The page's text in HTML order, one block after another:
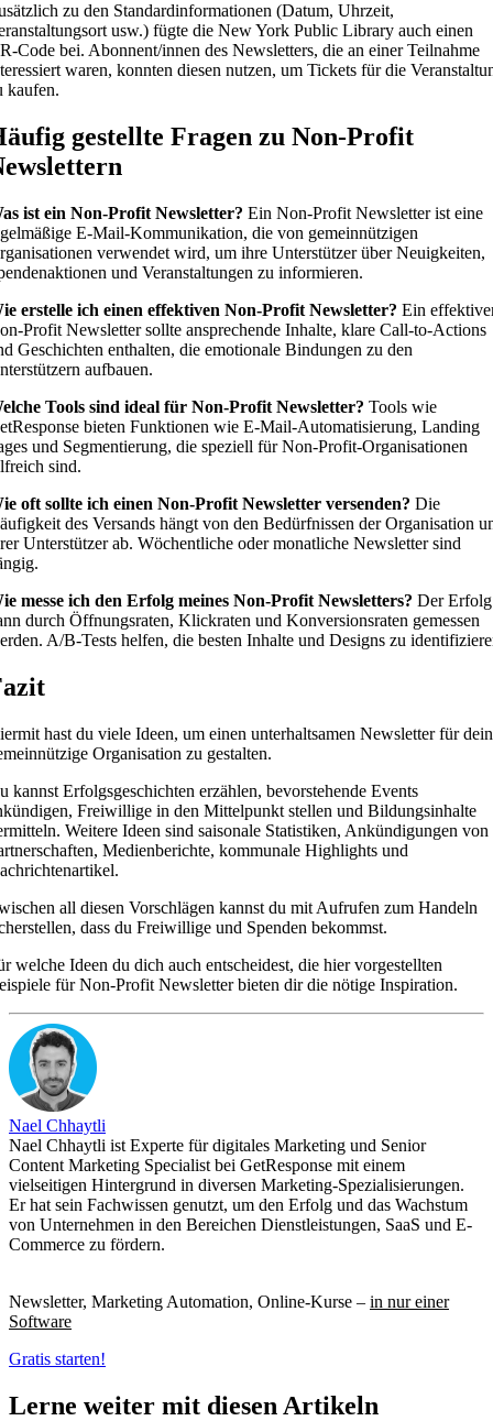
zu den Standardinformationen (Datum, Uhrzeit,
usw.) fügte die New York Public Library auch einen
Code bei. Abonnent/innen des Newsletters, die an einer Teilnahme
waren, konnten diesen nutzen, um Tickets für die
kaufen.
gestellte Fragen zu Non-Profit
ist ein Non-Profit Newsletter? Ein Non-Profit Newsletter ist eine
E-Mail-Kommunikation, die von gemeinnützigen
verwendet wird, um ihre Unterstützer über Neuigkeiten,
und Veranstaltungen zu informieren.
erstelle ich einen effektiven Non-Profit Newsletter? Ein
Profit Newsletter sollte ansprechende Inhalte, klare Call-to-Actions
Geschichten enthalten, die emotionale Bindungen zu den
aufbauen.
Tools sind ideal für Non-Profit Newsletter? Tools wie
bieten Funktionen wie E-Mail-Automatisierung, Landing
und Segmentierung, die speziell für Non-Profit-Organisationen
sind.
oft sollte ich einen Non-Profit Newsletter versenden? Die
des Versands hängt von den Bedürfnissen der Organisation
Unterstützer ab. Wöchentliche oder monatliche Newsletter sind
messe ich den Erfolg meines Non-Profit Newsletters? Der Erfolg
durch Öffnungsraten, Klickraten und Konversionsraten gemessen
A/B-Tests helfen, die besten Inhalte und Designs zu
hast du viele Ideen, um einen unterhaltsamen Newsletter für
Organisation zu gestalten.
kannst Erfolgsgeschichten erzählen, bevorstehende Events
Freiwillige in den Mittelpunkt stellen und Bildungsinhalte
Weitere Ideen sind saisonale Statistiken, Ankündigungen von
Medienberichte, kommunale Highlights und
all diesen Vorschlägen kannst du mit Aufrufen zum Handeln
dass du Freiwillige und Spenden bekommst.
welche Ideen du dich auch entscheidest, die hier vorgestellten
für Non-Profit Newsletter bieten dir die nötige Inspiration.
Nael Chhaytli
Nael Chhaytli ist Experte für digitales Marketing und Senior
Content Marketing Specialist bei GetResponse mit einem
vielseitigen Hintergrund in diversen Marketing-Spezialisierungen.
Er hat sein Fachwissen genutzt, um den Erfolg und das Wachstum
von Unternehmen in den Bereichen Dienstleistungen, SaaS und E-
Commerce zu fördern.
Newsletter, Marketing Automation, Online-Kurse – in nur einer
Software
Gratis starten!
Lerne weiter mit diesen Artikeln